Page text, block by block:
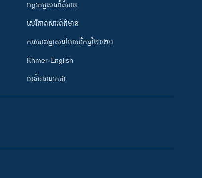
អក្ខរកម្មសារព័ត៌មាន
សេរីភាពសារព័ត៌មាន
ការបោះឆ្នោតនៅអាមេរិកឆ្នាំ២០២០
Khmer-English
បទវិចារណកថា